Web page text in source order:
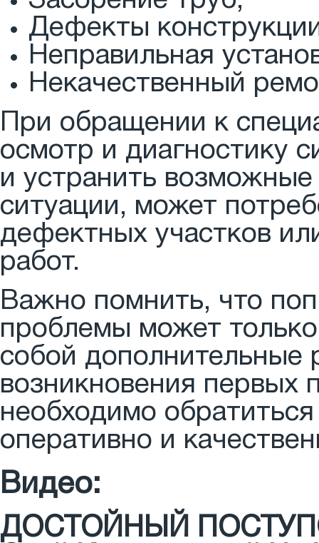
Дефекты
Неправильная
Некачественный
При обращении к
осмотр и диагностику
и устранить
ситуации, может
дефектных участков
работ.
Важно помнить, что
проблемы может
собой дополнительные
возникновения первых
необходимо
оперативно и
Видео:
ДОСТОЙНЫЙ